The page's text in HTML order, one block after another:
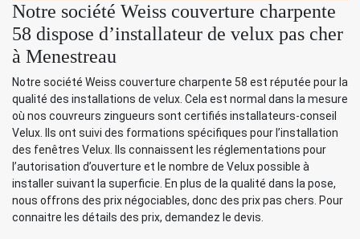
Notre société Weiss couverture charpente
58 dispose d’installateur de velux pas cher
à Menestreau
Notre société Weiss couverture charpente 58 est réputée pour la
qualité des installations de velux. Cela est normal dans la mesure
où nos couvreurs zingueurs sont certifiés installateurs-conseil
Velux. Ils ont suivi des formations spécifiques pour l’installation
des fenêtres Velux. Ils connaissent les réglementations pour
l’autorisation d’ouverture et le nombre de Velux possible à
installer suivant la superficie. En plus de la qualité dans la pose,
nous offrons des prix négociables, donc des prix pas chers. Pour
connaitre les détails des prix, demandez le devis.